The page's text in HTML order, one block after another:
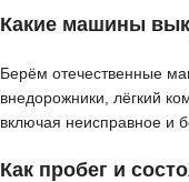
Какие машины
Берём отечественные
внедорожники, лёгкий
включая неисправное и
Как пробег и